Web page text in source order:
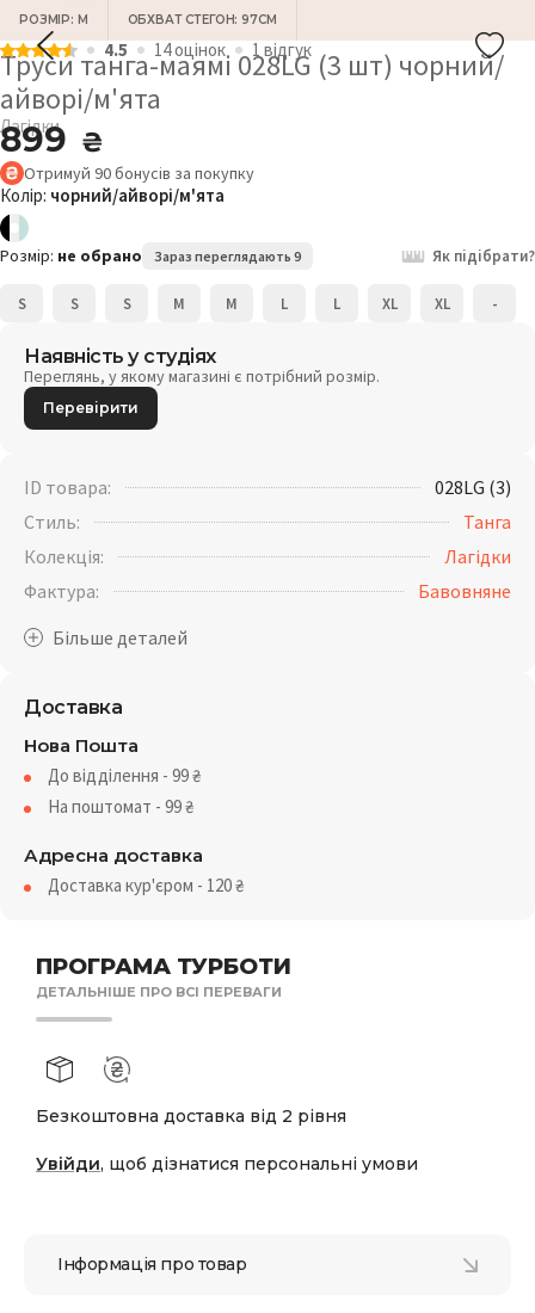
РОЗМІР: M ОБХВАТ СТЕГОН: 97СМ
4.5 14 оцiнок 1 відгук
Труси танга-маямі 028LG (3 шт) чорний/
айворі/м'ята
Лагідки
899 ₴
Отримуй 90бонусів за покупку
Колір: чорний/айворі/м'ята
Розмір: не обрано Зараз переглядають 9 Як підібрати?
S S S M M L L XL XL -
ПРОГРАМА ТУРБОТИ
ДЕТАЛЬНІШЕ ПРО ВСІ ПЕРЕВАГИ
Безкоштовна доставка від 2 рівня
Увійди, щоб дізнатися персональні умови
Наявність у студіях
Переглянь, у якому магазині є потрібний розмір.
Перевірити
ID товара:
028LG (3)
Стиль:
Танга
Колекція:
Лагідки
Фактура:
Бавовняне
Доставка
Нова Пошта
До відділення - 99₴
На поштомат - 99₴
Адресна доставка
Доставка кур'єром - 120₴
Інформація про товар